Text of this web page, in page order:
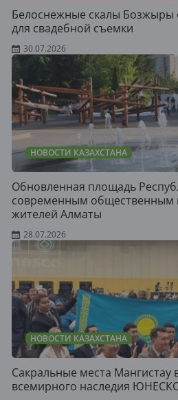
Белоснежные скалы Бозжыры
для свадебной съемки
30.07.2026
НОВОСТИ КАЗАХСТАНА
Обновленная площадь
современным общественным
жителей Алматы
28.07.2026
НОВОСТИ КАЗАХСТАНА
Сакральные места Мангистау
всемирного наследия